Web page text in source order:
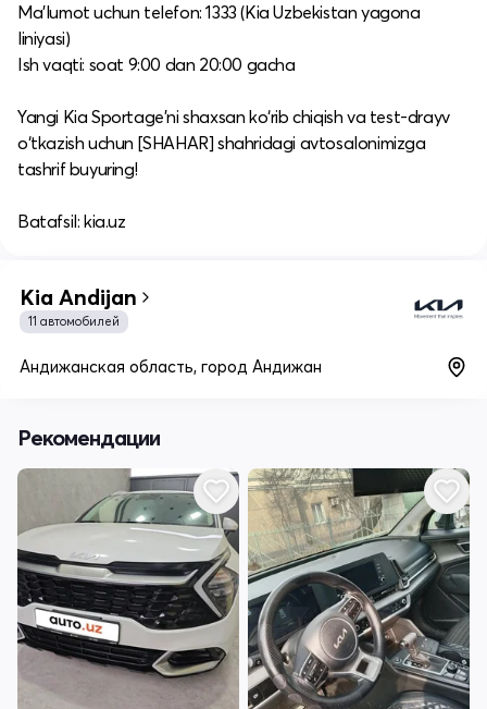
Ma’lumot uchun telefon: 1333 (Kia Uzbekistan yagona
liniyasi)​
Ish vaqti: soat 9:00 dan 20:00 gacha​
Yangi Kia Sportage'ni shaxsan ko‘rib chiqish va test-drayv
o‘tkazish uchun [SHAHAR] shahridagi avtosalonimizga
tashrif buyuring!​
Batafsil: kia.uz
Kia Andijan
11 автомобилей
Андижанская область, город Андижан
Рекомендации